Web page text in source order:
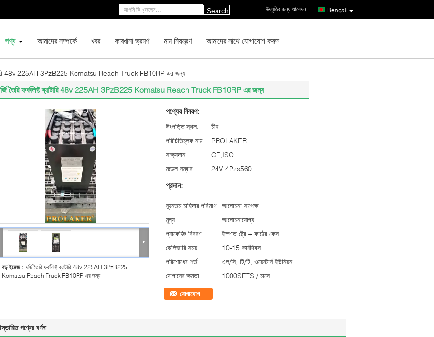
Bengali
উদ্ধৃতির জন্য আবেদন |
Search
পণ্য আমাদের সম্পর্কে খবর কারখানা ভ্রমণ মান নিয়ন্ত্রণ আমাদের সাথে যোগাযোগ করুন
48v 225AH 3PzB225 Komatsu Reach Truck FB10RP এর জন্য
তৈরি ফর্কলিফ্ট ব্যাটারি 48v 225AH 3PzB225 Komatsu Reach Truck FB10RP এর জন্য
বড় ইমেজ :দর্জি তৈরি ফর্কলিফ্ট ব্যাটারি 48v 225AH 3PzB225
Komatsu Reach Truck FB10RP এর জন্য
পণ্যের বিবরণ:
উৎপত্তি স্থল:
চীন
পরিচিতিমুলক নাম:
PROLAKER
সাক্ষ্যদান:
CE,ISO
মডেল নম্বার:
24V 4Pzs560
প্রদান:
ন্যূনতম চাহিদার পরিমাণ: আলোচনা সাপেক্ষ
মূল্য:
আলোচনাযোগ্য
প্যাকেজিং বিবরণ:
ইস্পাত ট্রে + কাঠের কেস
ডেলিভারি সময়:
10-15 কার্যদিবস
পরিশোধের শর্ত:
এল/সি, টি/টি, ওয়েস্টার্ন ইউনিয়ন
যোগানের ক্ষমতা:
1000SETS / মাসে
যোগাযোগ
পণ্যের বর্ণনা